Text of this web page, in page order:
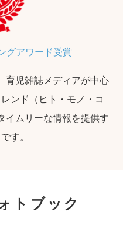
グアワード受賞
育児雑誌メディアが中心
ンド（ヒト・モノ・コ
イムリーな情報を提供す
す。
トブック